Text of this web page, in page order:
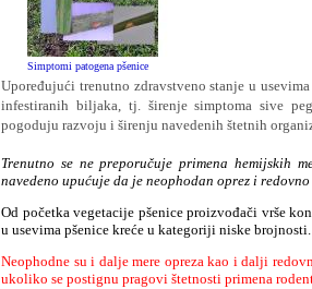
Simptomi patogena pšenice
Upoređujući trenutno zdravstveno stanje u
infestiranih biljaka, tj. širenje simptoma sive
pogoduju razvoju i širenju navedenih štetnih
Trenutno se ne preporučuje primena hemijskih
navedeno upućuje da je neophodan oprez i
Od početka vegetacije pšenice proizvođači vrše
u usevima pšenice kreće u kategoriji niske brojnosti.
Neophodne su i dalje mere opreza kao i dalji
ukoliko se postignu pragovi štetnosti primena